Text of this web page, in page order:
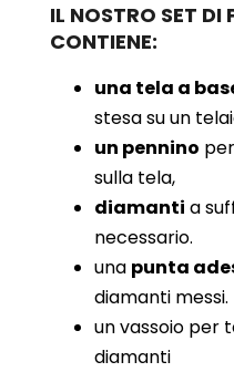
IL NOSTRO SET
CONTIENE:
una tela a
stesa su un
un pennino
sulla tela,
diamanti a
necessario.
una punta
diamanti messi.
un vassoio per
diamanti